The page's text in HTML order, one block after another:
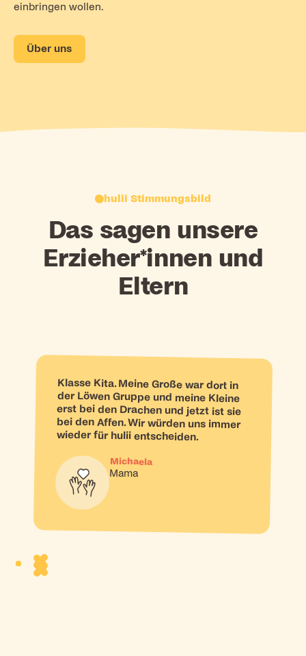
einbringen wollen.
Über uns
hulii Stimmungsbild
Das sagen unsere
Erzieher*innen und
Eltern
Klasse Kita. Meine Große war dort in
der Löwen Gruppe und meine Kleine
erst bei den Drachen und jetzt ist sie
bei den Affen. Wir würden uns immer
wieder für hulii entscheiden.
Michaela
Mama